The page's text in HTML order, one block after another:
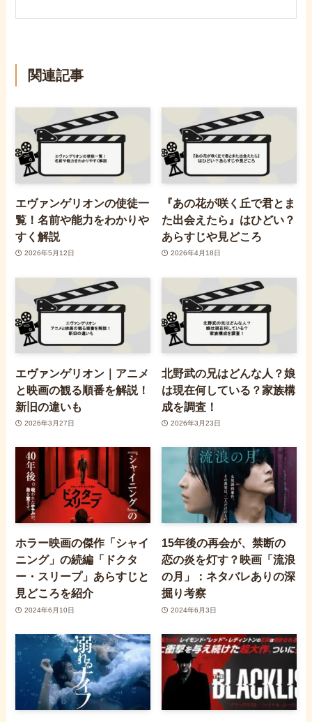
関連記事
エヴァンゲリオンの使徒一
覧！名前や能力をわかりや
すく解説
2026年5月12日
『あの花が咲く丘で君とま
た出会えたら』はひどい？
あらすじや見どころ
2026年4月18日
エヴァンゲリオン｜アニメ
と映画の観る順番を解説！
新旧の違いも
2026年3月27日
北野武の兄はどんな人？娘
は現在何している？家族構
成を調査！
2026年3月23日
ホラー映画の傑作「シャイ
ニング」の続編「ドクタ
ー・スリープ」あらすじと
見どころを紹介
2024年6月10日
15年後の再会が、禁断の
恋の炎を灯す？映画「流浪
の月」：ネタバレありの深
掘り考察
2024年6月3日